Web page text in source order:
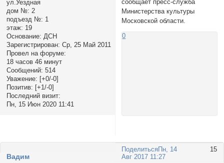
ул.Уездная
дом №: 2
подъезд №: 1
этаж: 19
Основание: ДСН
Зарегистрирован: Ср, 25 Май 2011
Провел на форуме:
18 часов 46 минут
Сообщений: 514
Уважение: [+0/-0]
Позитив: [+1/-0]
Последний визит:
Пн, 15 Июн 2020 11:41
сообщает пресс-служба
Министерства культуры
Московской области.
0
Поделиться 15
Пн, 14
Авг 2017 11:27
Вадим